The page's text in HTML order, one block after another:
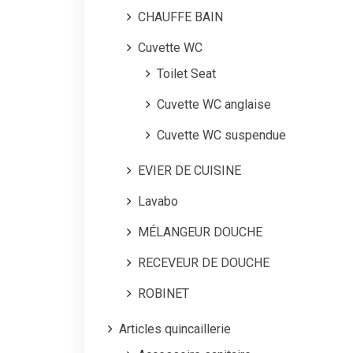
CHAUFFE BAIN
Cuvette WC
Toilet Seat
Cuvette WC anglaise
Cuvette WC suspendue
EVIER DE CUISINE
Lavabo
MÉLANGEUR DOUCHE
RECEVEUR DE DOUCHE
ROBINET
Articles quincaillerie